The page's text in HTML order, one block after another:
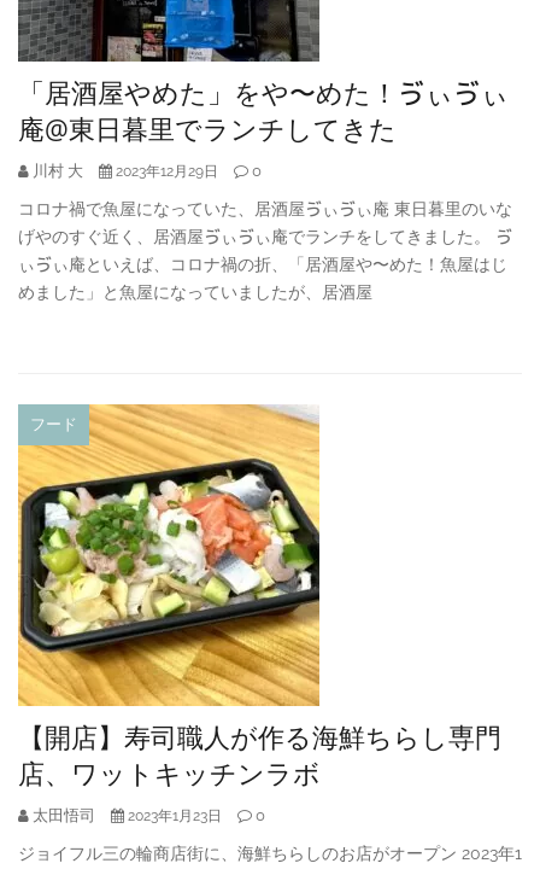
「居酒屋やめた」をや〜めた！ゔぃゔぃ
庵@東日暮里でランチしてきた
川村 大 2023年12月29日 0
コロナ禍で魚屋になっていた、居酒屋ゔぃゔぃ庵 東日暮里のいな
げやのすぐ近く、居酒屋ゔぃゔぃ庵でランチをしてきました。 ゔ
ぃゔぃ庵といえば、コロナ禍の折、「居酒屋や〜めた！魚屋はじ
めました」と魚屋になっていましたが、居酒屋
フード
【開店】寿司職人が作る海鮮ちらし専門
店、ワットキッチンラボ
太田悟司 2023年1月23日 0
ジョイフル三の輪商店街に、海鮮ちらしのお店がオープン 2023年1